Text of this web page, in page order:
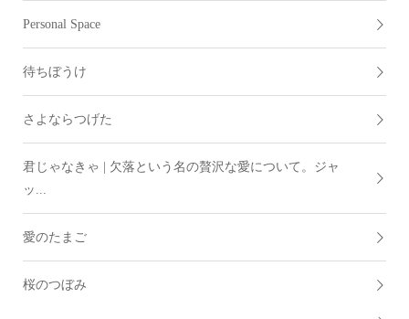
Personal Space
待ちぼうけ
さよならつげた
君じゃなきゃ | 欠落という名の贅沢な愛について。ジャ
ッ...
愛のたまご
桜のつぼみ